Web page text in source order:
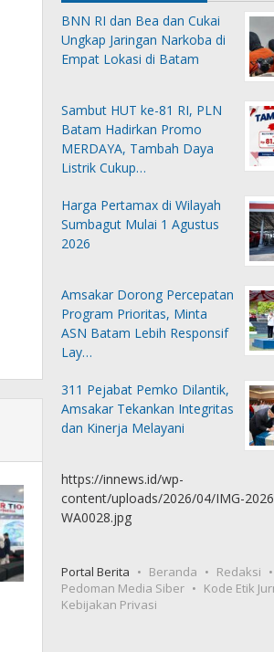
BNN RI dan Bea dan Cukai
Ungkap Jaringan Narkoba di
Empat Lokasi di Batam
Sambut HUT ke-81 RI, PLN
Batam Hadirkan Promo
MERDAYA, Tambah Daya
Listrik Cukup…
Harga Pertamax di Wilayah
Sumbagut Mulai 1 Agustus
2026
Amsakar Dorong Percepatan
Program Prioritas, Minta
ASN Batam Lebih Responsif
Lay…
311 Pejabat Pemko Dilantik,
Amsakar Tekankan Integritas
dan Kinerja Melayani
https://innews.id/wp-
content/uploads/2026/04/IMG-
WA0028.jpg
Portal Berita Beranda
Redaksi
Pedoman Media Siber
Kode Etik
Kebijakan Privasi